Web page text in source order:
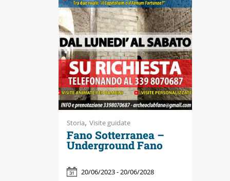
Storia, Visite guidate
Fano Sotterranea –
Underground Fano
20/06/2023 - 20/06/2028